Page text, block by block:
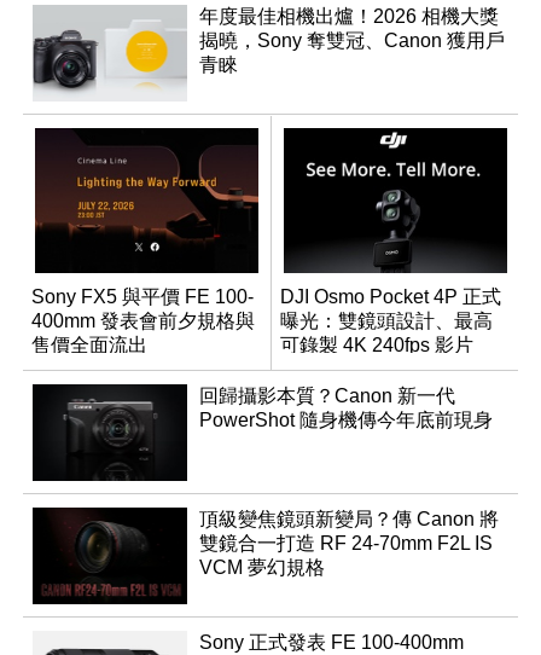
年度最佳相機出爐！2026 相機大獎
揭曉，Sony 奪雙冠、Canon 獲用戶
青睞
Sony FX5 與平價 FE 100-
400mm 發表會前夕規格與
售價全面流出
DJI Osmo Pocket 4P 正式
曝光：雙鏡頭設計、最高
可錄製 4K 240fps 影片
回歸攝影本質？Canon 新一代
PowerShot 隨身機傳今年底前現身
頂級變焦鏡頭新變局？傳 Canon 將
雙鏡合一打造 RF 24-70mm F2L IS
VCM 夢幻規格
Sony 正式發表 FE 100-400mm